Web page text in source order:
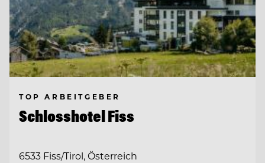
TOP ARBEITGEBER
Schlosshotel Fiss
6533 Fiss/Tirol, Österreich